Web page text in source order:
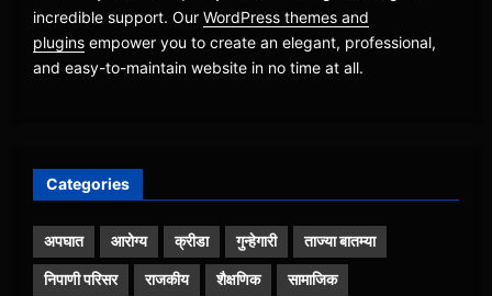
incredible support. Our WordPress themes and
plugins empower you to create an elegant, professional,
and easy-to-maintain website in no time at all.
Categories
अपघात आरोग्य क्रीडा गुन्हेगारी ताज्या बातम्या
निपाणी परिसर राजकीय शैक्षणिक सामाजिक